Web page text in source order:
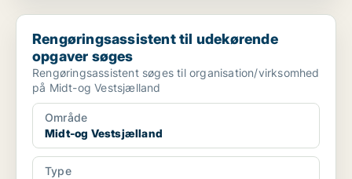
Rengøringsassistent til udekørende opgaver søges
Rengøringsassistent til udekørende
opgaver søges
Rengøringsassistent søges til organisation/virksomhed
på Midt-og Vestsjælland
Område
Midt-og Vestsjælland
Type